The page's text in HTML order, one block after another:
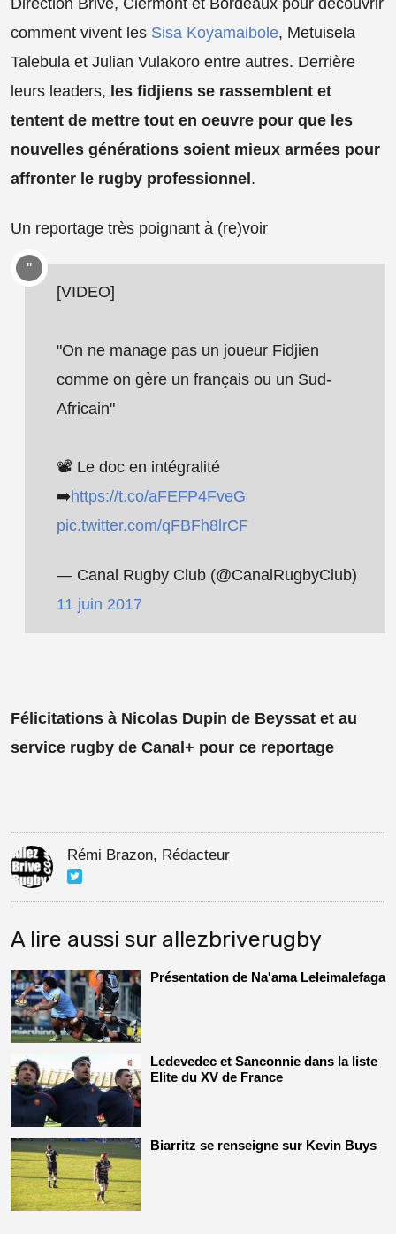
comment vivent les Sisa Koyamaibole, Metuisela
Talebula et Julian Vulakoro entre autres. Derrière
leurs leaders, les fidjiens se rassemblent et
tentent de mettre tout en oeuvre pour que les
nouvelles générations soient mieux armées pour
affronter le rugby professionnel.
Un reportage très poignant à (re)voir
[VIDEO]
"On ne manage pas un joueur Fidjien
comme on gère un français ou un Sud-
Africain"
📽️ Le doc en intégralité
➡️https://t.co/aFEFP4FveG
pic.twitter.com/qFBFh8lrCF
— Canal Rugby Club (@CanalRugbyClub)
11 juin 2017
Félicitations à Nicolas Dupin de Beyssat et au
service rugby de Canal+ pour ce reportage
Rémi Brazon, Rédacteur
A lire aussi sur allezbriverugby
Présentation de Na'ama Leleimalefaga
Ledevedec et Sanconnie dans la liste
Elite du XV de France
Biarritz se renseigne sur Kevin Buys